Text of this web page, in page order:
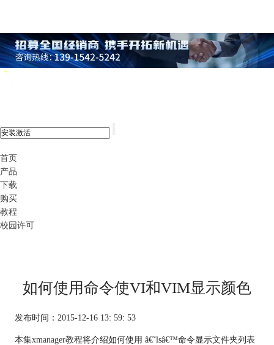
首页
产品
下载
购买
教程
校园许可
如何使用命令使VI和VIM显示颜色
发布时间：2015-12-16 13: 59: 53
本集xmanager教程将介绍如何使用 â€˜lsâ€™命令显示文件夹列表